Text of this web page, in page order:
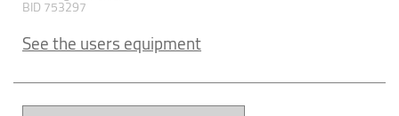
BID 753297
See the users equipment